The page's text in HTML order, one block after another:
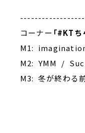
コーナー 「#KT
M1:
M2: YMM /
M3: 冬が終わる